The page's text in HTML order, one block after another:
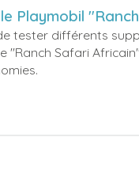
Playmobil
tester différents
"Ranch Safari